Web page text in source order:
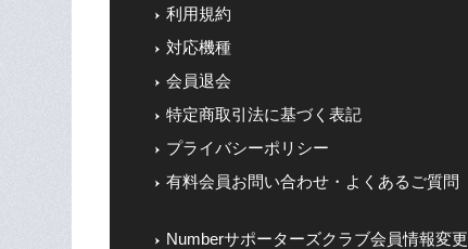
利用規約
対応機種
会員退会
特定商取引法に基づく表記
プライバシーポリシー
有料会員お問い合わせ・よくあるご質問
Numberサポーターズクラブ会員情報変更